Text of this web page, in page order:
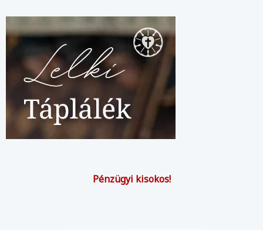
Pénzügyi kisokos!